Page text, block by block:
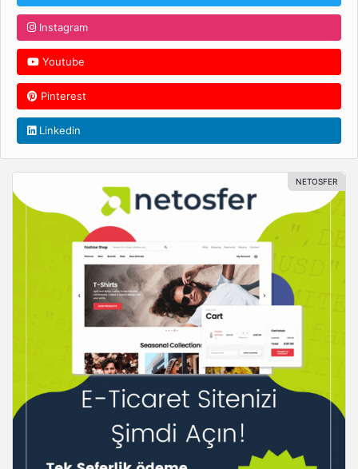
Instagram
Youtube
Pinterest
Linkedin